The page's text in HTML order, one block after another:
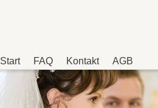
Start FAQ Kontakt AGB